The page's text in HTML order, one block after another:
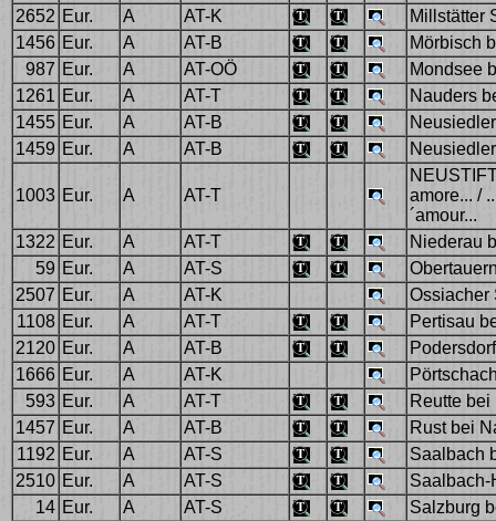
2652 Eur. A AT-K
Millstätter
1456 Eur. A AT-B
Mörbisch
987 Eur. A AT-OÖ
Mondsee
1261 Eur. A AT-T
Nauders
1455 Eur. A AT-B
1459 Eur. A AT-B
1003 Eur. A AT-T
amore... /
´amour...
1322 Eur. A AT-T
Niederau
59 Eur. A AT-S
2507 Eur. A AT-K
Ossiacher
1108 Eur. A AT-T
Pertisau
2120 Eur. A AT-B
1666 Eur. A AT-K
593 Eur. A AT-T
Reutte bei
1457 Eur. A AT-B
Rust bei
1192 Eur. A AT-S
Saalbach
2510 Eur. A AT-S
Saalbach-
14 Eur. A AT-S
Salzburg